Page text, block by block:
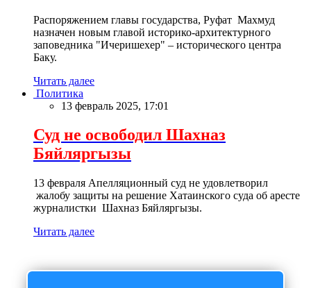
Распоряжением главы государства, Руфат Махмуд
назначен новым главой историко-архитектурного
заповедника "Ичеришехер" – исторического центра
Баку.
Читать далее
Политика
13 февраль 2025, 17:01
Суд не освободил Шахназ
Бяйляргызы
13 февраля Апелляционный суд не удовлетворил
жалобу защиты на решение Хатаинского суда об аресте
журналистки Шахназ Бяйляргызы.
Читать далее